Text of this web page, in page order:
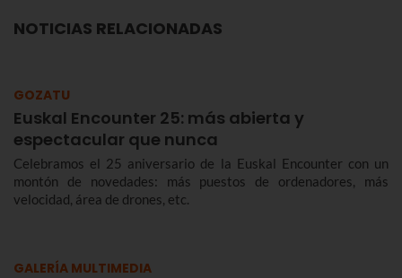
NOTICIAS RELACIONADAS
GOZATU
Euskal Encounter 25: más abierta y
espectacular que nunca
Celebramos el 25 aniversario de la Euskal Encounter con un
montón de novedades: más puestos de ordenadores, más
velocidad, área de drones, etc.
GALERÍA MULTIMEDIA